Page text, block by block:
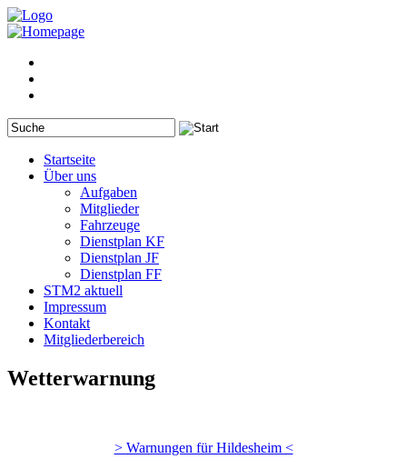
Startseite
Über uns
Aufgaben
Mitglieder
Fahrzeuge
Dienstplan KF
Dienstplan JF
Dienstplan FF
STM2 aktuell
Impressum
Kontakt
Mitgliederbereich
Wetterwarnung
> Warnungen für Hildesheim <